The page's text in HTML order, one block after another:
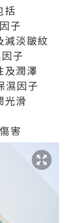
括
子
減淡皺紋
子
及潤澤
因子
光滑
害